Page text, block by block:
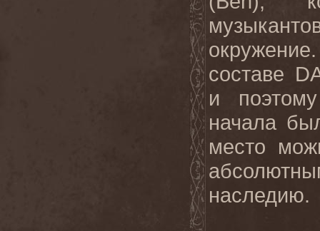
составе
и
начала
место
наследию.